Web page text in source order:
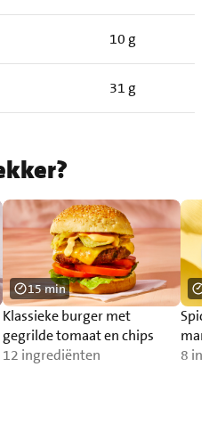
10 g
31 g
Klassieke burger met
gegrilde tomaat en chips
12 ingrediënten
15 min
8